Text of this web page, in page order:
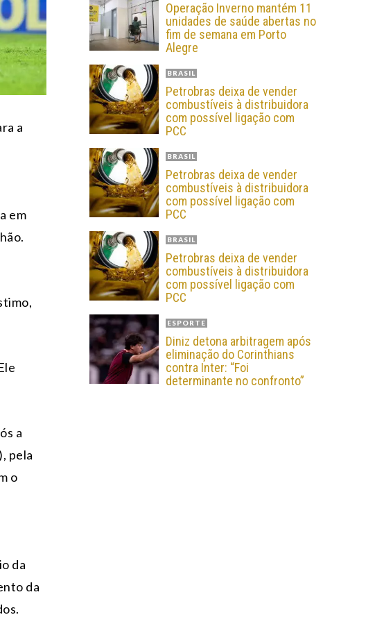
a
em
a
pela
o
da
da
Operação Inverno mantém 11
unidades de saúde abertas no
fim de semana em Porto
Alegre
BRASIL
Petrobras deixa de vender
combustíveis à distribuidora
com possível ligação com
PCC
BRASIL
Petrobras deixa de vender
combustíveis à distribuidora
com possível ligação com
PCC
BRASIL
Petrobras deixa de vender
combustíveis à distribuidora
com possível ligação com
PCC
ESPORTE
Diniz detona arbitragem após
eliminação do Corinthians
contra Inter: “Foi
determinante no confronto”